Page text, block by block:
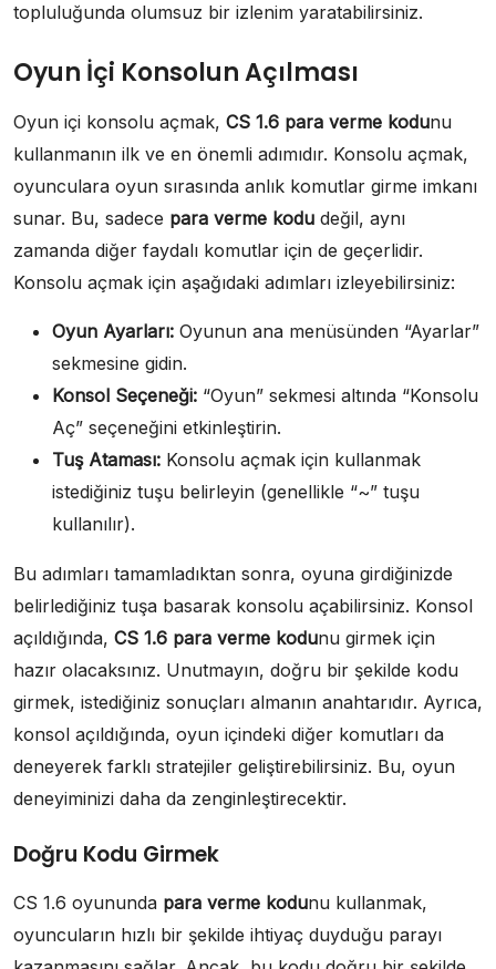
topluluğunda olumsuz bir izlenim yaratabilirsiniz.
Oyun İçi Konsolun Açılması
Oyun içi konsolu açmak, CS 1.6 para verme kodunu
kullanmanın ilk ve en önemli adımıdır. Konsolu açmak,
oyunculara oyun sırasında anlık komutlar girme imkanı
sunar. Bu, sadece para verme kodu değil, aynı
zamanda diğer faydalı komutlar için de geçerlidir.
Konsolu açmak için aşağıdaki adımları izleyebilirsiniz:
Oyun Ayarları: Oyunun ana menüsünden “Ayarlar”
sekmesine gidin.
Konsol Seçeneği: “Oyun” sekmesi altında “Konsolu
Aç” seçeneğini etkinleştirin.
Tuş Ataması: Konsolu açmak için kullanmak
istediğiniz tuşu belirleyin (genellikle “~” tuşu
kullanılır).
Bu adımları tamamladıktan sonra, oyuna girdiğinizde
belirlediğiniz tuşa basarak konsolu açabilirsiniz. Konsol
açıldığında, CS 1.6 para verme kodunu girmek için
hazır olacaksınız. Unutmayın, doğru bir şekilde kodu
girmek, istediğiniz sonuçları almanın anahtarıdır. Ayrıca,
konsol açıldığında, oyun içindeki diğer komutları da
deneyerek farklı stratejiler geliştirebilirsiniz. Bu, oyun
deneyiminizi daha da zenginleştirecektir.
Doğru Kodu Girmek
CS 1.6 oyununda para verme kodunu kullanmak,
oyuncuların hızlı bir şekilde ihtiyaç duyduğu parayı